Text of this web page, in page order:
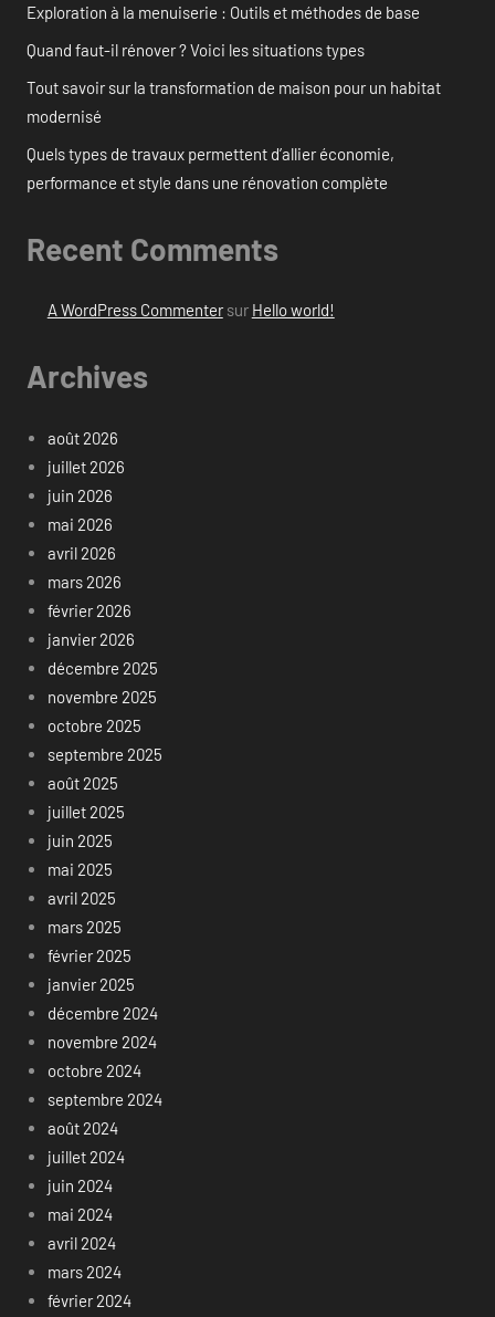
Exploration à la menuiserie : Outils et méthodes de base
Quand faut-il rénover ? Voici les situations types
Tout savoir sur la transformation de maison pour un habitat
modernisé
Quels types de travaux permettent d’allier économie,
performance et style dans une rénovation complète
Recent Comments
A WordPress Commentersur Hello world!
Archives
août 2026
juillet 2026
juin 2026
mai 2026
avril 2026
mars 2026
février 2026
janvier 2026
décembre 2025
novembre 2025
octobre 2025
septembre 2025
août 2025
juillet 2025
juin 2025
mai 2025
avril 2025
mars 2025
février 2025
janvier 2025
décembre 2024
novembre 2024
octobre 2024
septembre 2024
août 2024
juillet 2024
juin 2024
mai 2024
avril 2024
mars 2024
février 2024